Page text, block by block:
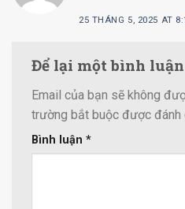
25 THÁNG 5, 2025 AT
Để lại một bình luận
Email của bạn sẽ không
trường bắt buộc được đánh
Bình luận *